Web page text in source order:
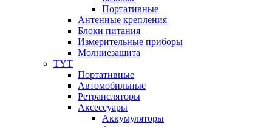
Портативные
Антенные крепления
Блоки питания
Измерительные приборы
Молниезащита
TYT
Портативные
Автомобильные
Ретрансляторы
Аксессуары
Аккумуляторы